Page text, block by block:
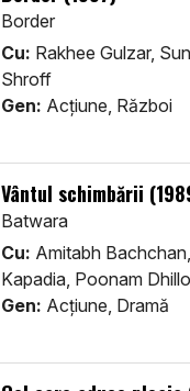
Border
Cu: Rakhee Gulzar,
Shroff
Gen: Acţiune, Război
Vântul schimbării
Batwara
Cu: Amitabh
Kapadia, Poonam
Gen: Acţiune, Dramă